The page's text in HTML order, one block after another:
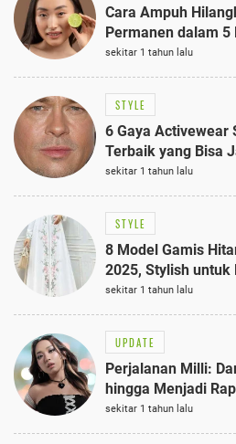
Cara Ampuh
Permanen dalam
sekitar 1 tahun lalu
STYLE
6 Gaya Activewear
Terbaik yang Bisa
sekitar 1 tahun lalu
STYLE
8 Model Gamis
2025, Stylish untuk
Semi-Formal
sekitar 1 tahun lalu
UPDATE
Perjalanan Milli:
hingga Menjadi
sekitar 1 tahun lalu